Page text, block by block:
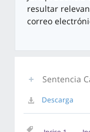
resultar
correo
Sentencia
Descarga